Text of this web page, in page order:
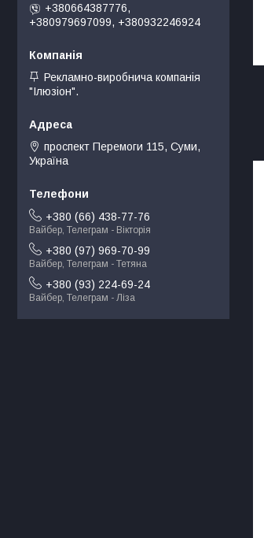
+380664387776,
+380979697099, +380932246924
Рекламно-виробнича компанія
"Ілюзіон".
проспект Перемоги 115, Суми,
Україна
+380 (66) 438-77-76
Вайбер, Телеграм - Вікторія
+380 (97) 969-70-99
Вайбер, Телеграм - Тетяна
+380 (93) 224-69-24
Вайбер, Телеграм - Ліза